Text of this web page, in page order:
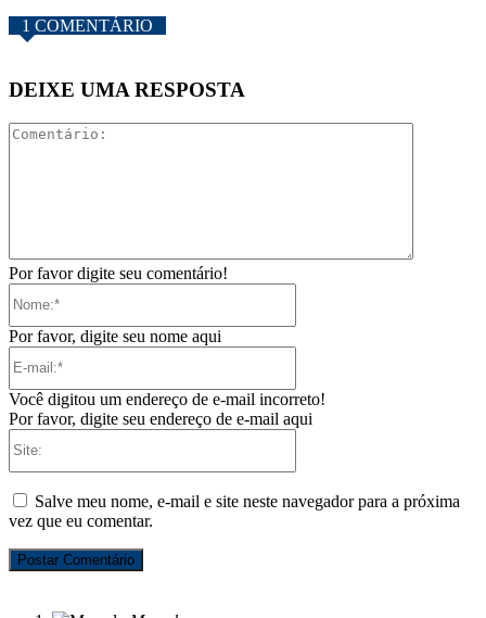
1 COMENTÁRIO
DEIXE UMA RESPOSTA
Por favor digite seu comentário!
Por favor, digite seu nome aqui
Você digitou um endereço de e-mail incorreto!
Por favor, digite seu endereço de e-mail aqui
Salve meu nome, e-mail e site neste navegador para a próxima
vez que eu comentar.